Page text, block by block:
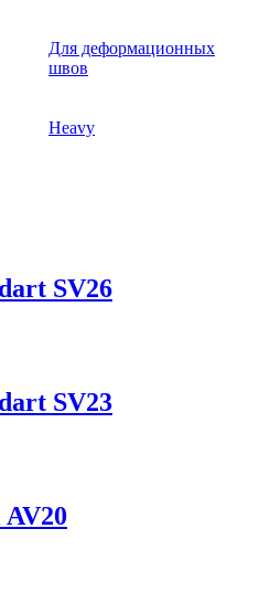
Для деформационных
швов
Heavy
SV26
SV23